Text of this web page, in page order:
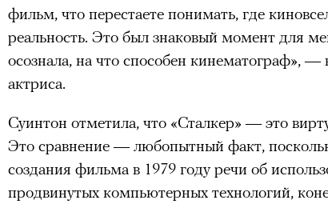
фильм, что перестаете понимать, где
реальность. Это был знаковый момент для
осознала, на что способен кинематограф», —
актриса.
Суинтон отметила, что «Сталкер» — это
Это сравнение — любопытный факт,
создания фильма в 1979 году речи об
продвинутых компьютерных технологий,
«Зеленые глаза» Фанни Лиатар
Труиля
Фестиваль открылся с намеком на
камерного французского фильма «Зеленые
Verts) режиссерского дуэта Фанни Лиатар и
Прошлая их кинолента «Гагарин» — отнюдь
космонавта в мире, а хроника сноса
четвертый сезон, вернув Теда в Англию и в
Теперь история сместилась к женской
основному актерскому составу прибавились
(«Сексуальное просвещение»), Фэй Марсей
Рейтингивзлетели— похоже, что
Теда снова актуально в нашем